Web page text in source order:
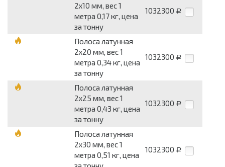
2х10 мм, вес 1
метра 0,17 кг, цена
за тонну
1032300 Р
Полоса латунная
2х20 мм, вес 1
метра 0,34 кг, цена
за тонну
1032300 Р
Полоса латунная
2х25 мм, вес 1
метра 0,43 кг, цена
за тонну
1032300 Р
Полоса латунная
2х30 мм, вес 1
метра 0,51 кг, цена
1032300 Р